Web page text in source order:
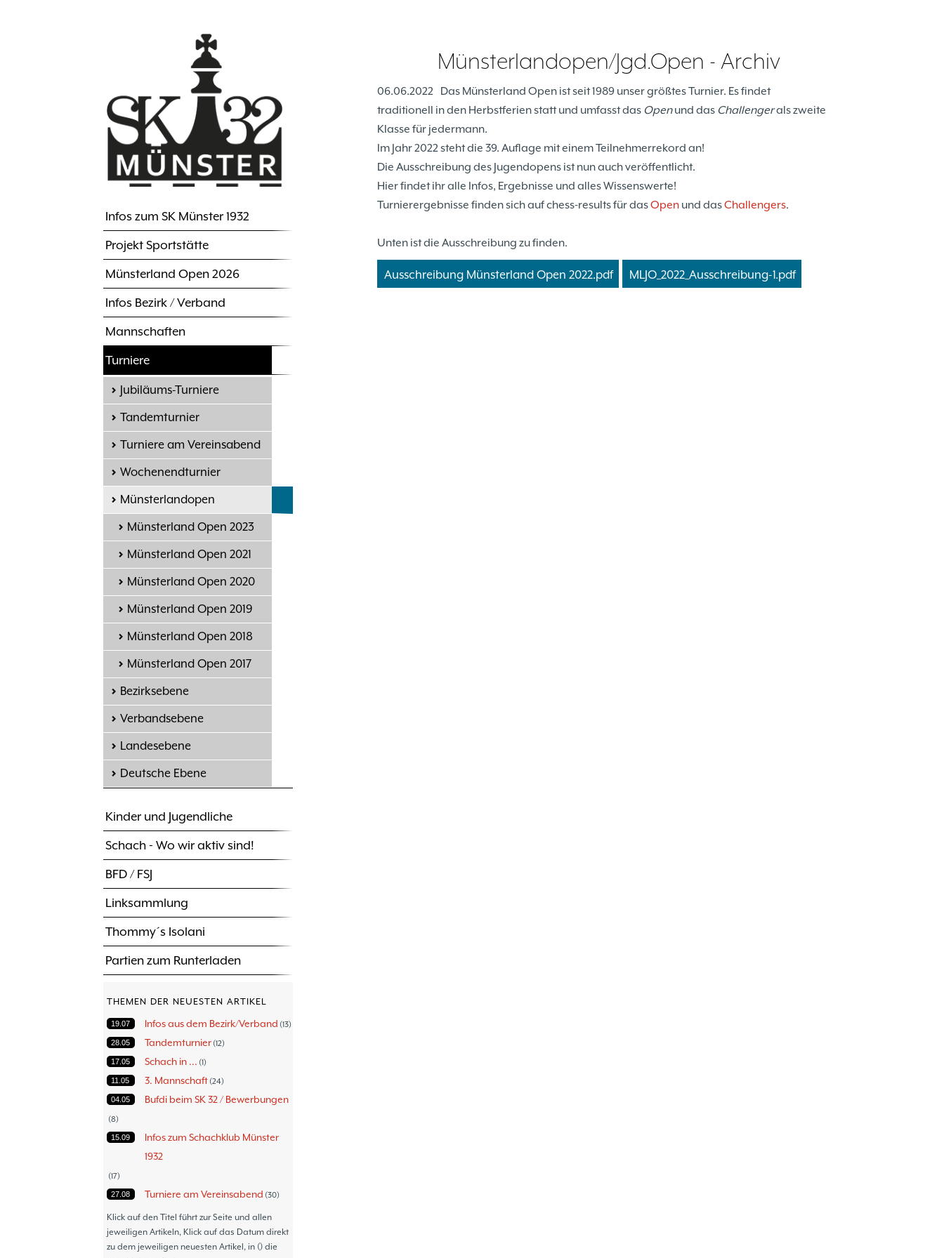
Hauptnavigation
Infos zum SK Münster 1932
Projekt Sportstätte
Münsterland Open 2026
Infos Bezirk / Verband
Mannschaften
Turniere
Jubiläums-Turniere
Tandemturnier
Turniere am Vereinsabend
Wochenendturnier
Münsterlandopen
Münsterland Open 2023
Münsterland Open 2021
Münsterland Open 2020
Münsterland Open 2019
Münsterland Open 2018
Münsterland Open 2017
Bezirksebene
Verbandsebene
Landesebene
Deutsche Ebene
Kinder und Jugendliche
Schach - Wo wir aktiv sind!
BFD / FSJ
Linksammlung
Thommy´s Isolani
Partien zum Runterladen
THEMEN DER NEUESTEN ARTIKEL
19.07 Infos aus dem Bezirk/Verband 13
28.05 Tandemturnier 12
17.05 Schach in ... 1
11.05 3. Mannschaft 24
04.05 Bufdi beim SK 32 / Bewerbungen
8
15.09
Infos zum Schachklub Münster
1932
17
27.08 Turniere am Vereinsabend 30
30.06 Turniere 47
08.06 Thommy´s Isolani 57
05.06 Schach - Wo wir aktiv sind! 18
Klick auf den Titel führt zur Seite und allen
jeweiligen Artikeln, Klick auf das Datum direkt
zu dem jeweiligen neuesten Artikel, in () die
Münsterlandopen/Jgd.Open - Archiv
06.06.2022
Das Münsterland Open ist seit 1989 unser größtes Turnier. Es findet
traditionell in den Herbstferien statt und umfasst das Openund das Challengerals zweite
Klasse für jedermann.
Im Jahr 2022 steht die 39. Auflage mit einem Teilnehmerrekord an!
Die Ausschreibung des Jugendopens ist nun auch veröffentlicht.
Hier findet ihr alle Infos, Ergebnisse und alles Wissenswerte!
Turnierergebnisse finden sich auf chess-results für dasOpen und dasChallengers.
Unten ist die Ausschreibung zu finden.
Ausschreibung Münsterland Open 2022.pdf MLJO_2022_Ausschreibung-1.pdf